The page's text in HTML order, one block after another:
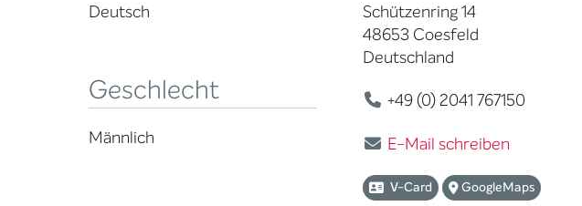
Deutsch
Geschlecht
Männlich
Schützenring 14
48653 Coesfeld
Deutschland
+49 (0) 2041 767150
E-Mail schreiben
V-Card GoogleMaps